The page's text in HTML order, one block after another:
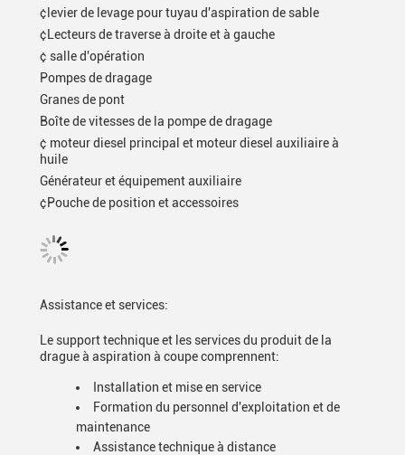
¢levier de levage pour tuyau d'aspiration de sable
¢Lecteurs de traverse à droite et à gauche
¢ salle d'opération
Pompes de dragage
Granes de pont
Boîte de vitesses de la pompe de dragage
¢ moteur diesel principal et moteur diesel auxiliaire à
huile
Générateur et équipement auxiliaire
¢Pouche de position et accessoires
Assistance et services:
Le support technique et les services du produit de la
drague à aspiration à coupe comprennent:
Installation et mise en service
Formation du personnel d'exploitation et de
maintenance
Assistance technique à distance